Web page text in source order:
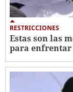
RESTRICCIONES
Estas son las
para enfrentar